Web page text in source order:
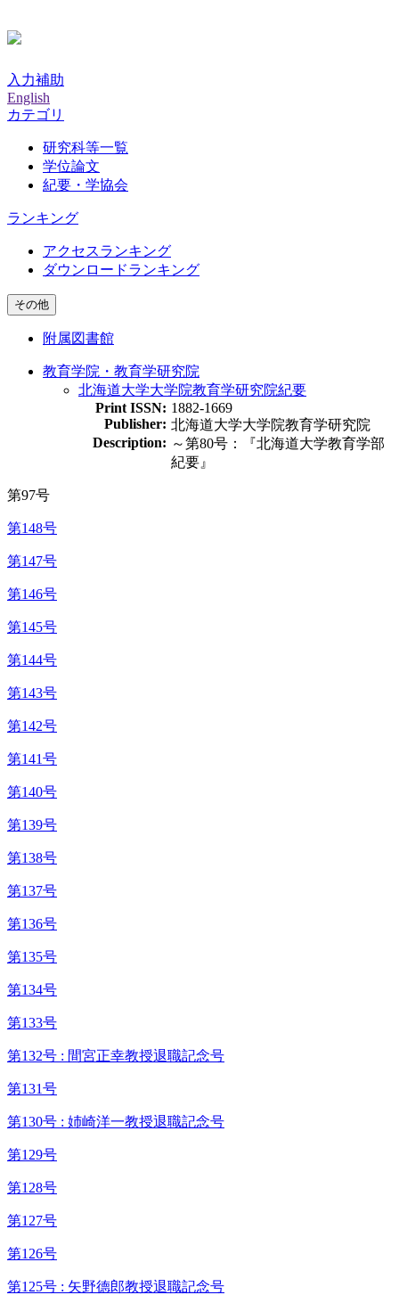
入力補助
English
カテゴリ
研究科等一覧
学位論文
紀要・学協会
ランキング
アクセスランキング
ダウンロードランキング
その他
附属図書館
教育学院・教育学研究院
北海道大学大学院教育学研究院紀要
Print ISSN: 1882-1669
Publisher: 北海道大学大学院教育学研究院
Description: ～第80号：『北海道大学教育学部
紀要』
第97号
第148号
第147号
第146号
第145号
第144号
第143号
第142号
第141号
第140号
第139号
第138号
第137号
第136号
第135号
第134号
第133号
第132号 : 間宮正幸教授退職記念号
第131号
第130号 : 姉崎洋一教授退職記念号
第129号
第128号
第127号
第126号
第125号 : 矢野德郎教授退職記念号